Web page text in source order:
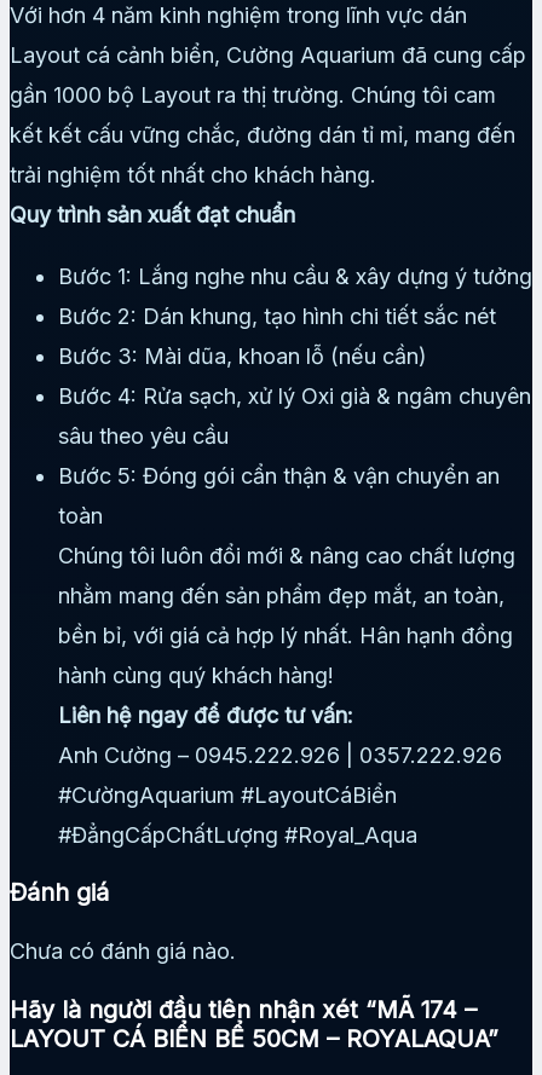
Với hơn 4 năm kinh nghiệm trong lĩnh vực dán
Layout cá cảnh biển, Cường Aquarium đã cung cấp
gần 1000 bộ Layout ra thị trường. Chúng tôi cam
kết kết cấu vững chắc, đường dán tỉ mỉ, mang đến
trải nghiệm tốt nhất cho khách hàng.
Quy trình sản xuất đạt chuẩn
Bước 1: Lắng nghe nhu cầu & xây dựng ý tưởng
Bước 2: Dán khung, tạo hình chi tiết sắc nét
Bước 3: Mài dũa, khoan lỗ (nếu cần)
Bước 4: Rửa sạch, xử lý Oxi già & ngâm chuyên
sâu theo yêu cầu
Bước 5: Đóng gói cẩn thận & vận chuyển an
toàn
Chúng tôi luôn đổi mới & nâng cao chất lượng
nhằm mang đến sản phẩm đẹp mắt, an toàn,
bền bỉ, với giá cả hợp lý nhất. Hân hạnh đồng
hành cùng quý khách hàng!
Liên hệ ngay để được tư vấn:
Anh Cường – 0945.222.926 | 0357.222.926
#CườngAquarium #LayoutCáBiển
#ĐẳngCấpChấtLượng #Royal_Aqua
Đánh giá
Chưa có đánh giá nào.
Hãy là người đầu tiên nhận xét “MÃ 174 –
LAYOUT CÁ BIỂN BỂ 50CM – ROYALAQUA”